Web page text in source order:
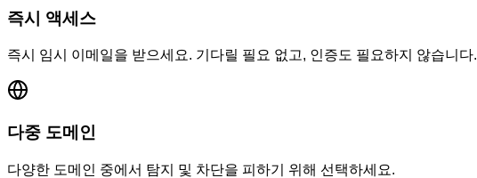
즉시 액세스
즉시 임시 이메일을 받으세요. 기다릴 필요 없고, 인증도 필요하지 않습니다.
다중 도메인
다양한 도메인 중에서 탐지 및 차단을 피하기 위해 선택하세요.